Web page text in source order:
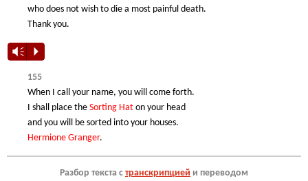
who does not wish to die a most painful death.
Thank you.
Vm P
155
When I call your name, you will come forth.
I shall place the Sorting Hat on your head
and you will be sorted into your houses.
Hermione Granger.
Разбор текста с транскрипцией и переводом